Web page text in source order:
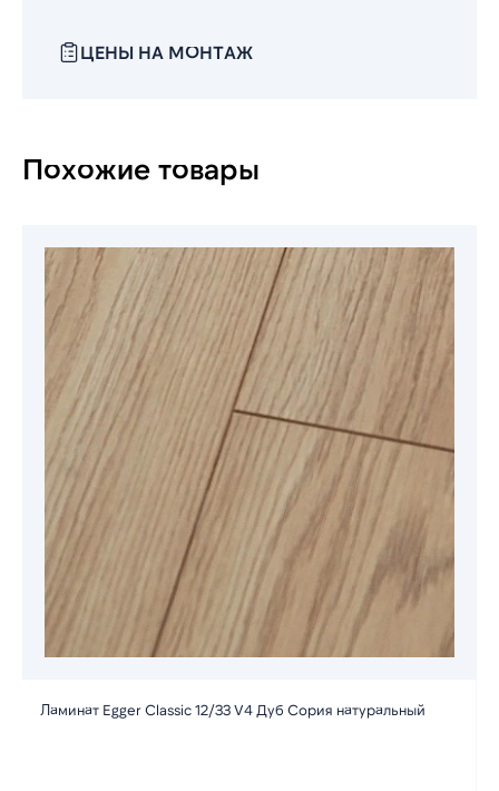
ЦЕНЫ НА МОНТАЖ
Похожие товары
Ламинат Egger Classic 12/33 V4 Дуб Сория натуральный